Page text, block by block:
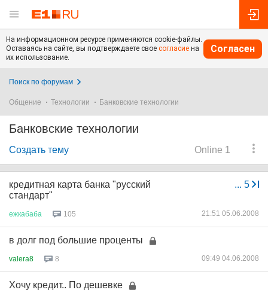
На информационном ресурсе применяются cookie-файлы.
Оставаясь на сайте, вы подтверждаете свое согласие на
их использование.
Согласен
Поиск по форумам
Общение Технологии Банковские технологии
Банковские технологии
Online 1
Создать тему
... 5
кредитная карта банка "русский
стандарт"
ежкабаба 105 21:51 05.06.2008
в долг под большие проценты
valera8 8 09:49 04.06.2008
Хочу кредит.. По дешевке